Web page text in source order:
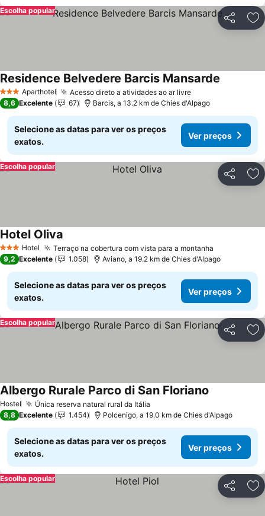
Partilhar
Escolha popular
3 EstrelasAparthotel Acesso direto a atividades ao ar livre
Residence Belvedere Barcis Mansarde
8,6 Excelente 67 Barcis, a 13.2 km de Chies d'Alpago
Selecione as datas para ver os preços
exatos.
Ver preços
Partilhar
Escolha popular
3 EstrelasHotel Terraço na cobertura com vista para a montanha
Hotel Oliva
9,2 Excelente 1.058 Aviano, a 19.2 km de Chies d'Alpago
Selecione as datas para ver os preços
exatos.
Ver preços
Partilhar
Escolha popular
Hostel Única reserva natural rural da Itália
Albergo Rurale Parco di San Floriano
8,8 Excelente 1.454 Polcenigo, a 19.0 km de Chies d'Alpago
Selecione as datas para ver os preços
exatos.
Ver preços
Partilhar
Escolha popular